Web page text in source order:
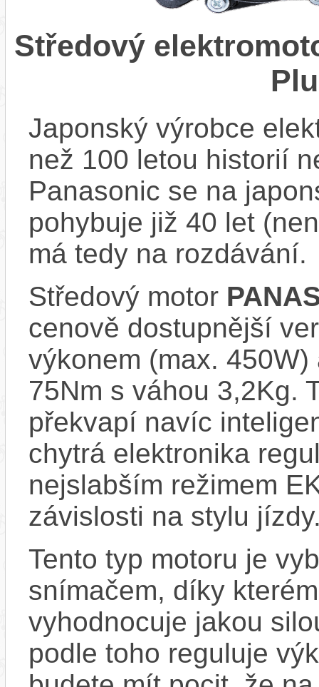
Středový
Japonský výrobce
než 100 letou historií
Panasonic se na
pohybuje již 40 let
má tedy na rozdávání.
Středový motor
cenově dostupnější
výkonem (max.
75Nm s váhou 3,2Kg.
překvapí navíc
chytrá elektronika
nejslabším režimem
závislosti na stylu
Tento typ motoru je
snímačem, díky
vyhodnocuje jakou
podle toho reguluje